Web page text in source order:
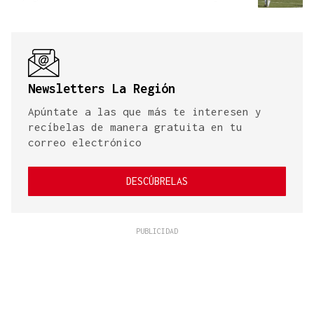
Newsletters La Región
Apúntate a las que más te interesen y
recíbelas de manera gratuita en tu
correo electrónico
DESCÚBRELAS